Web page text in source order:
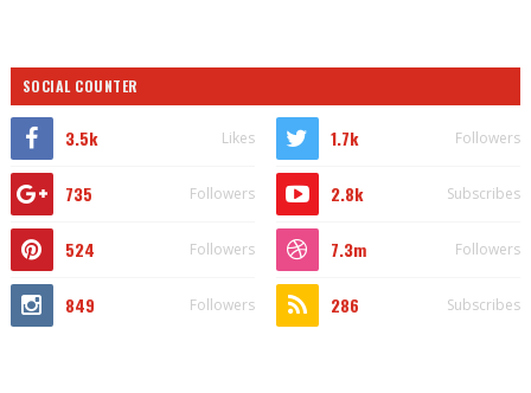
SOCIAL COUNTER
3.5k Likes 1.7k Followers
735 Followers 2.8k Subscribes
524 Followers 7.3m Followers
849 Followers 286 Subscribes